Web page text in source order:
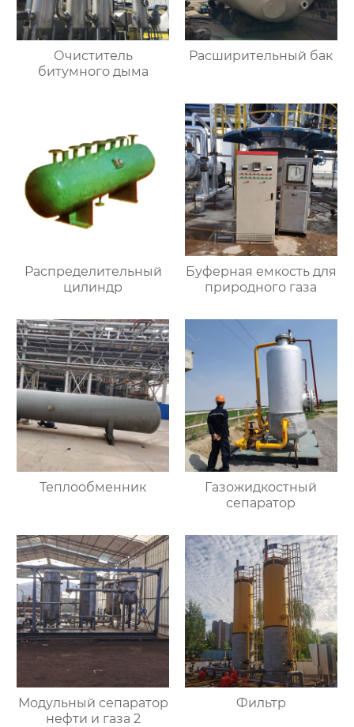
Очиститель
битумного дыма
Расширительный бак
Распределительный
цилиндр
Буферная емкость для
природного газа
Теплообменник
Газожидкостный
сепаратор
Модульный сепаратор
нефти и газа 2
Фильтр